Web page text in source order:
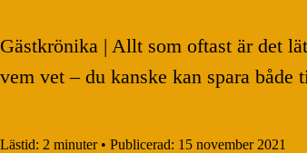
Gästkrönika | Allt som oftast är det
vem vet – du kanske kan spara både
Lästid: 2 minuter • Publicerad: 15 november 2021